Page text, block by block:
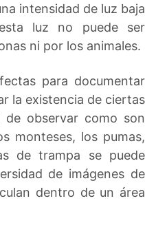
intensidad de luz baja
luz no puede ser
ni por los animales.
para documentar
la existencia de ciertas
de observar como son
monteses, los pumas,
de trampa se puede
de imágenes de
dentro de un área